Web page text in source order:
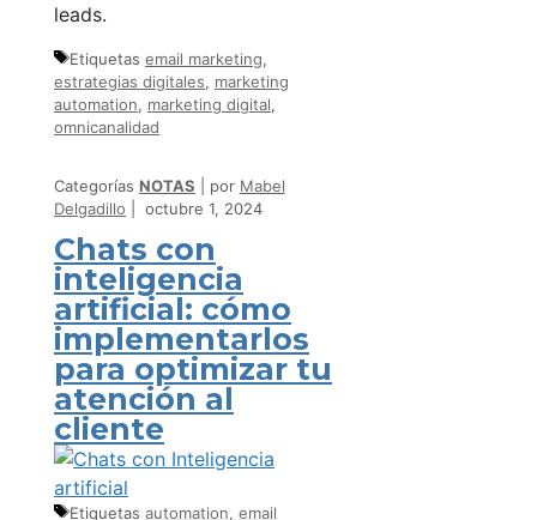
leads.
Etiquetas email marketing,
estrategias digitales, marketing
automation, marketing digital,
omnicanalidad
Categorías NOTAS por Mabel
Delgadillo
octubre 1, 2024
Chats con
inteligencia
artificial: cómo
implementarlos
para optimizar tu
atención al
cliente
Etiquetas automation, email